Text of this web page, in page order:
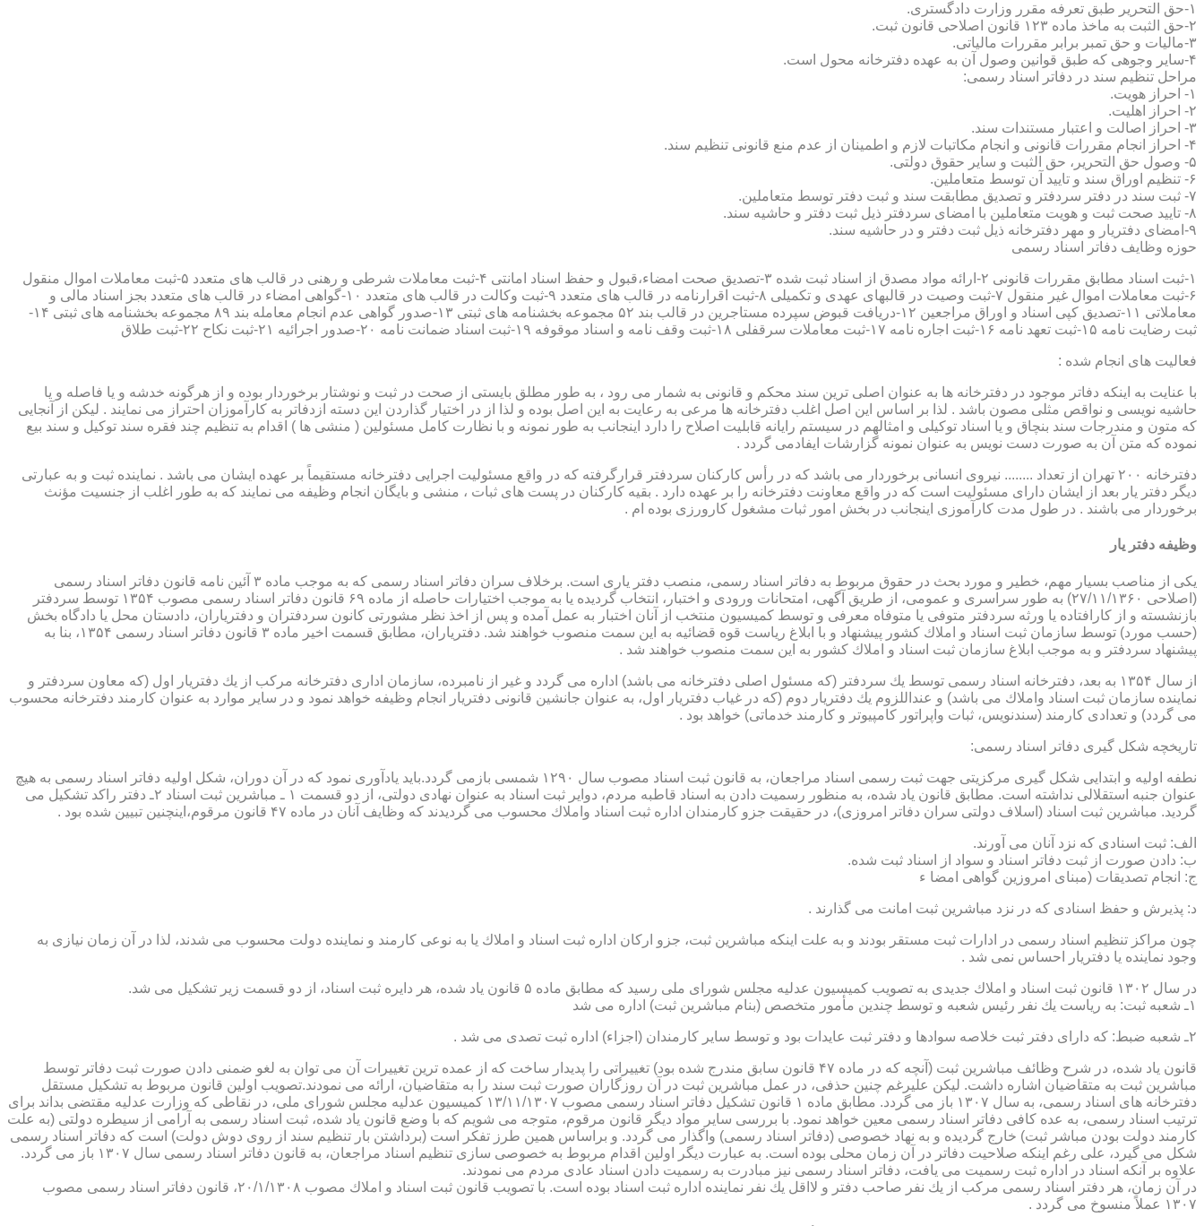
۱-حق التحریر طبق تعرفه مقرر وزارت دادگستری.
۲-حق الثبت به ماخذ ماده ۱۲۳ قانون اصلاحی قانون ثبت.
۳-مالیات و حق تمبر برابر مقررات مالیاتی.
۴-سایر وجوهی که طبق قوانین وصول آن به عهده دفترخانه محول است.
مراحل تنظیم سند در دفاتر اسناد رسمی:
۱- احراز هویت.
۲- احراز اهلیت.
۳- احراز اصالت و اعتبار مستندات سند.
۴- احراز انجام مقررات قانونی و انجام مکاتبات لازم و اطمینان از عدم منع قانونی تنظیم سند.
۵- وصول حق التحریر، حق الثبت و سایر حقوق دولتی.
۶- تنظیم اوراق سند و تایید آن توسط متعاملین.
۷- ثبت سند در دفتر سردفتر و تصدیق مطابقت سند و ثبت دفتر توسط متعاملین.
۸- تایید صحت ثبت و هویت متعاملین با امضای سردفتر ذیل ثبت دفتر و حاشیه سند.
۹-امضای دفتریار و مهر دفترخانه ذیل ثبت دفتر و در حاشیه سند.
حوزه وظایف دفاتر اسناد رسمی
۱-ثبت اسناد مطابق مقررات قانونی ۲-ارائه مواد مصدق از اسناد ثبت شده ۳-تصدیق صحت امضاء،قبول و حفظ اسناد امانتی ۴-ثبت معاملات شرطی و رهنی در قالب های متعدد ۵-ثبت معاملات اموال منقول
۶-ثبت معاملات اموال غیر منقول ۷-ثبت وصیت در قالبهای عهدی و تکمیلی ۸-ثبت اقرارنامه در قالب های متعدد ۹-ثبت وکالت در قالب های متعدد ۱۰-گواهی امضاء در قالب های متعدد بجز اسناد مالی و
معاملاتی ۱۱-تصدیق کپی اسناد و اوراق مراجعین ۱۲-دریافت قبوض سپرده مستاجرین در قالب بند ۵۲ مجموعه بخشنامه های ثبتی ۱۳-صدور گواهی عدم انجام معامله بند ۸۹ مجموعه بخشنامه های ثبتی ۱۴-
ثبت رضایت نامه ۱۵-ثبت تعهد نامه ۱۶-ثبت اجاره نامه ۱۷-ثبت معاملات سرقفلی ۱۸-ثبت وقف نامه و اسناد موقوفه ۱۹-ثبت اسناد ضمانت نامه ۲۰-صدور اجرائیه ۲۱-ثبت نکاح ۲۲-ثبت طلاق
فعالیت های انجام شده :
با عنایت به اینکه دفاتر موجود در دفترخانه ها به عنوان اصلی ترین سند محکم و قانونی به شمار می رود ، به طور مطلق بایستی از صحت در ثبت و نوشتار برخوردار بوده و از هرگونه خدشه و یا فاصله و یا
حاشیه نویسی و نواقص مثلی مصون باشد . لذا بر اساس این اصل اغلب دفترخانه ها مرعی به رعایت به این اصل بوده و لذا از در اختیار گذاردن این دسته ازدفاتر به کارآموزان احتراز می نمایند . لیکن از آنجایی
که متون و مندرجات سند بنچاق و یا اسناد توکیلی و امثالهم در سیستم رایانه قابلیت اصلاح را دارد اینجانب به طور نمونه و با نظارت کامل مسئولین ( منشی ها ) اقدام به تنظیم چند فقره سند توکیل و سند بیع
نموده که متن آن به صورت دست نویس به عنوان نمونه گزارشات ایفادمی گردد .
دفترخانه ۲۰۰ تهران از تعداد ........ نیروی انسانی برخوردار می باشد که در رأس کارکنان سردفتر قرارگرفته که در واقع مسئولیت اجرایی دفترخانه مستقیماً بر عهده ایشان می باشد . نماینده ثبت و به عبارتی
دیگر دفتر یار بعد از ایشان دارای مسئولیت است که در واقع معاونت دفترخانه را بر عهده دارد . بقیه کارکنان در پست های ثبات ، منشی و بایگان انجام وظیفه می نمایند که به طور اغلب از جنسیت مؤنث
برخوردار می باشند . در طول مدت کارآموزی اینجانب در بخش امور ثبات مشغول کارورزی بوده ام .
وظیفه دفتر یار
یكی از مناصب بسیار مهم، خطیر و مورد بحث در حقوق مربوط به دفاتر اسناد رسمی، منصب دفتر یاری است. برخلاف سران دفاتر اسناد رسمی كه به موجب ماده ۳ آئین نامه قانون دفاتر اسناد رسمی
(اصلاحی ۲۷/۱۱/۱۳۶۰) به طور سراسری و عمومی، از طریق آگهی، امتحانات ورودی و اختبار، انتخاب گردیده یا به موجب اختیارات حاصله از ماده ۶۹ قانون دفاتر اسناد رسمی مصوب ۱۳۵۴ توسط سردفتر
بازنشسته و از كارافتاده یا ورثه سردفتر متوفی یا متوفاه معرفی و توسط كمیسیون منتخب از آنان اختبار به عمل آمده و پس از اخذ نظر مشورتی كانون سردفتران و دفتریاران، دادستان محل یا دادگاه بخش
(حسب مورد) توسط سازمان ثبت اسناد و املاك كشور پیشنهاد و با ابلاغ ریاست قوه قضائیه به این سمت منصوب خواهند شد. دفتریاران، مطابق قسمت اخیر ماده ۳ قانون دفاتر اسناد رسمی ۱۳۵۴، بنا به
پیشنهاد سردفتر و به موجب ابلاغ سازمان ثبت اسناد و املاك كشور به این سمت منصوب خواهند شد .
از سال ۱۳۵۴ به بعد، دفترخانه اسناد رسمی توسط یك سردفتر (كه مسئول اصلی دفترخانه می باشد) اداره می گردد و غیر از نامبرده، سازمان اداری دفترخانه مركب از یك دفتریار اول (كه معاون سردفتر و
نماینده سازمان ثبت اسناد واملاك می باشد) و عنداللزوم یك دفتریار دوم (كه در غیاب دفتریار اول، به عنوان جانشین قانونی دفتریار انجام وظیفه خواهد نمود و در سایر موارد به عنوان كارمند دفترخانه محسوب
می گردد) و تعدادی كارمند (سندنویس، ثبات واپراتور كامپیوتر و كارمند خدماتی) خواهد بود .
تاریخچه شكل گیری دفاتر اسناد رسمی:
نطفه اولیه و ابتدایی شكل گیری مركزیتی جهت ثبت رسمی اسناد مراجعان، به قانون ثبت اسناد مصوب سال ۱۲۹۰ شمسی بازمی گردد.باید یادآوری نمود كه در آن دوران، شكل اولیه دفاتر اسناد رسمی به هیچ
عنوان جنبه استقلالی نداشته است. مطابق قانون یاد شده، به منظور رسمیت دادن به اسناد قاطبه مردم، دوایر ثبت اسناد به عنوان نهادی دولتی، از دو قسمت ۱ ـ مباشرین ثبت اسناد ۲ـ دفتر راكد تشكیل می
گردید. مباشرین ثبت اسناد (اسلاف دولتی سران دفاتر امروزی)، در حقیقت جزو كارمندان اداره ثبت اسناد واملاك محسوب می گردیدند كه وظایف آنان در ماده ۴۷ قانون مرقوم،اینچنین تبیین شده بود .
الف: ثبت اسنادی كه نزد آنان می آورند.
ب: دادن صورت از ثبت دفاتر اسناد و سواد از اسناد ثبت شده.
ج: انجام تصدیقات (مبنای امروزین گواهی امضا ء
د: پذیرش و حفظ اسنادی كه در نزد مباشرین ثبت امانت می گذارند .
چون مراكز تنظیم اسناد رسمی در ادارات ثبت مستقر بودند و به علت اینكه مباشرین ثبت، جزو اركان اداره ثبت اسناد و املاك یا به نوعی كارمند و نماینده دولت محسوب می شدند، لذا در آن زمان نیازی به
وجود نماینده یا دفتریار احساس نمی شد .
در سال ۱۳۰۲ قانون ثبت اسناد و املاك جدیدی به تصویب كمیسیون عدلیه مجلس شورای ملی رسید كه مطابق ماده ۵ قانون یاد شده، هر دایره ثبت اسناد، از دو قسمت زیر تشكیل می شد.
۱ـ شعبه ثبت: به ریاست یك نفر رئیس شعبه و توسط چندین مأمور متخصص (بنام مباشرین ثبت) اداره می شد
۲ـ شعبه ضبط: كه دارای دفتر ثبت خلاصه سوادها و دفتر ثبت عایدات بود و توسط سایر كارمندان (اجزاء) اداره ثبت تصدی می شد .
قانون یاد شده، در شرح وظائف مباشرین ثبت (آنچه كه در ماده ۴۷ قانون سابق مندرج شده بود) تغییراتی را پدیدار ساخت كه از عمده ترین تغییرات آن می توان به لغو ضمنی دادن صورت ثبت دفاتر توسط
مباشرین ثبت به متقاضیان اشاره داشت. لیكن علیرغم چنین حذفی، در عمل مباشرین ثبت در آن روزگاران صورت ثبت سند را به متقاضیان، ارائه می نمودند.تصویب اولین قانون مربوط به تشكیل مستقل
دفترخانه های اسناد رسمی، به سال ۱۳۰۷ باز می گردد. مطابق ماده ۱ قانون تشكیل دفاتر اسناد رسمی مصوب ۱۳/۱۱/۱۳۰۷ كمیسیون عدلیه مجلس شورای ملی، در نقاطی كه وزارت عدلیه مقتضی بداند برای
ترتیب اسناد رسمی، به عده كافی دفاتر اسناد رسمی معین خواهد نمود. با بررسی سایر مواد دیگر قانون مرقوم، متوجه می شویم كه با وضع قانون یاد شده، ثبت اسناد رسمی به آرامی از سیطره دولتی (به علت
كارمند دولت بودن مباشر ثبت) خارج گردیده و به نهاد خصوصی (دفاتر اسناد رسمی) واگذار می گردد. و براساس همین طرز تفكر است (برداشتن بار تنظیم سند از روی دوش دولت) است كه دفاتر اسناد رسمی
شكل می گیرد، علی رغم اینكه صلاحیت دفاتر در آن زمان محلی بوده است. به عبارت دیگر اولین اقدام مربوط به خصوصی سازی تنظیم اسناد مراجعان، به قانون دفاتر اسناد رسمی سال ۱۳۰۷ باز می گردد.
علاوه بر آنكه اسناد در اداره ثبت رسمیت می یافت، دفاتر اسناد رسمی نیز مبادرت به رسمیت دادن اسناد عادی مردم می نمودند.
در آن زمان، هر دفتر اسناد رسمی مركب از یك نفر صاحب دفتر و لااقل یك نفر نماینده اداره ثبت اسناد بوده است. با تصویب قانون ثبت اسناد و املاك مصوب ۲۰/۱/۱۳۰۸، قانون دفاتر اسناد رسمی مصوب
۱۳۰۷ عملاً منسوخ می گردد .